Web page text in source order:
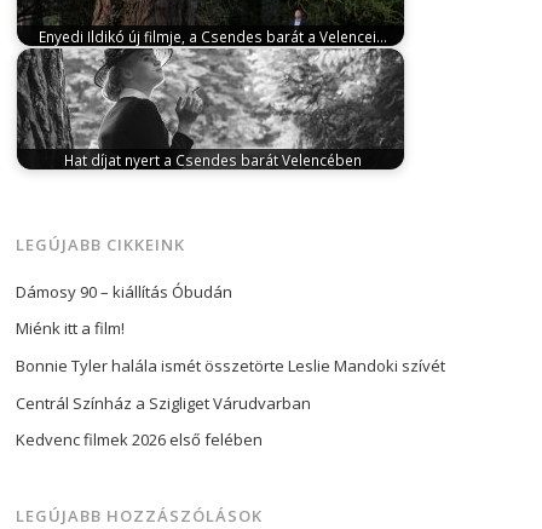
Enyedi Ildikó új filmje, a Csendes barát a Velencei…
július 23, 2025Meghívást kapott a 82. Velencei
Filmfesztivál versenyprogramjába az Arany Medve-
díjas…
Hat díjat nyert a Csendes barát Velencében
LEGÚJABB CIKKEINK
Dámosy 90 – kiállítás Óbudán
Miénk itt a film!
Bonnie Tyler halála ismét összetörte Leslie Mandoki szívét
Centrál Színház a Szigliget Várudvarban
Kedvenc filmek 2026 első felében
LEGÚJABB HOZZÁSZÓLÁSOK